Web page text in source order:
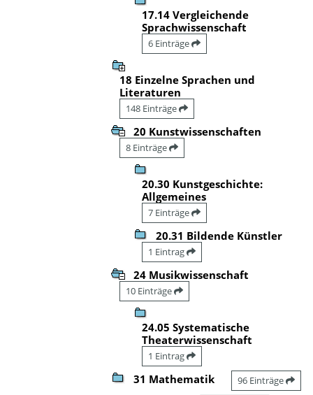
17.14 Vergleichende
Sprachwissenschaft
6 Einträge
18 Einzelne Sprachen und
Literaturen
148 Einträge
20 Kunstwissenschaften
8 Einträge
20.30 Kunstgeschichte:
Allgemeines
7 Einträge
20.31 Bildende Künstler
1 Eintrag
24 Musikwissenschaft
10 Einträge
24.05 Systematische
Theaterwissenschaft
1 Eintrag
31 Mathematik 96 Einträge